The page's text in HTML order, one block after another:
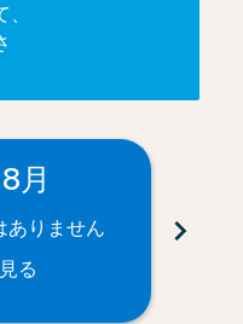
月
ありません
る
chevron_right